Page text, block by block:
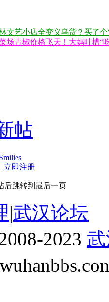
文艺小店全变义乌货？买了
场青椒价格飞天！大妈吐槽“
帖
Smilies
| 立即注册
后跳转到最后一页
|武汉论坛
2023